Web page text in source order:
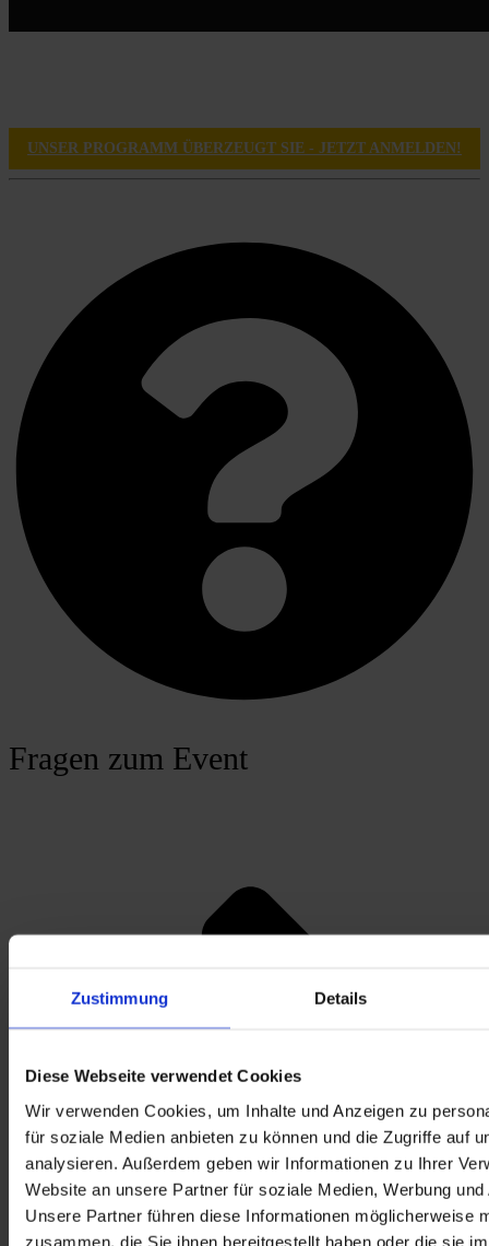
Zustimmung Details
Diese Webseite verwendet Cookies
Wir verwenden Cookies, um Inhalte und Anzeigen zu
für soziale Medien anbieten zu können und die Zugriffe auf
analysieren. Außerdem geben wir Informationen zu Ihrer
Website an unsere Partner für soziale Medien, Werbung
Unsere Partner führen diese Informationen möglicherweise
zusammen, die Sie ihnen bereitgestellt haben oder die sie
UNSER PROGRAMM ÜBERZEUGT SIE - JETZT ANMELDEN!
Fragen zum Event